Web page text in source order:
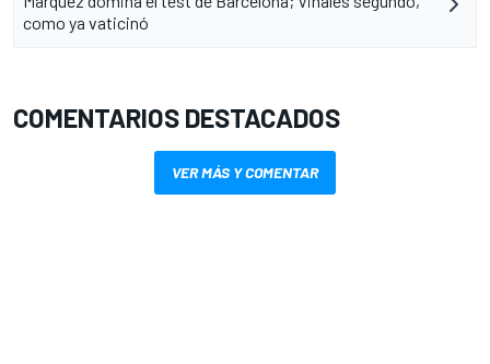
como ya vaticinó
COMENTARIOS DESTACADOS
VER MÁS Y COMENTAR